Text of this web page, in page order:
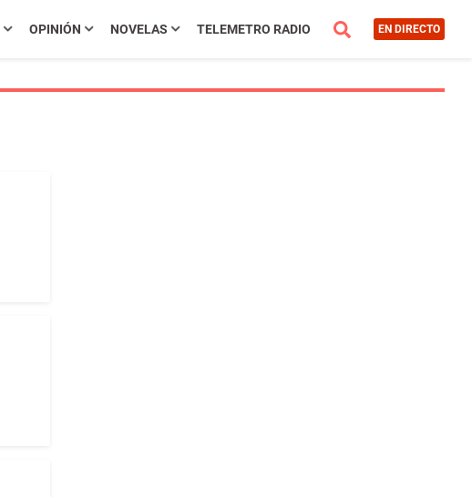
OPINIÓN NOVELAS TELEMETRO RADIO EN DIRECTO